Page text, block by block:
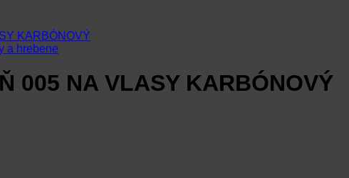
a hrebene
005 NA VLASY KARBÓNOVÝ